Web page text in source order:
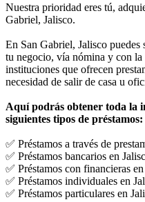
Nuestra prioridad eres tú,
Gabriel, Jalisco.
En San Gabriel, Jalisco puedes
tu negocio, vía nómina y con la
instituciones que ofrecen
necesidad de salir de casa u
Aquí podrás obtener toda la
siguientes tipos de préstamos:
✅ Préstamos a través de
✅ Préstamos bancarios en
✅ Préstamos con financieras
✅ Préstamos individuales en
✅ Préstamos particulares en